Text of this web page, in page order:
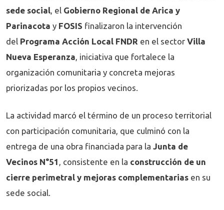
sede social, el Gobierno Regional de Arica y
Parinacota y FOSIS finalizaron la intervención
del Programa Acción Local FNDR en el sector Villa
Nueva Esperanza, iniciativa que fortalece la
organización comunitaria y concreta mejoras
priorizadas por los propios vecinos.
La actividad marcó el término de un proceso territorial
con participación comunitaria, que culminó con la
entrega de una obra financiada para la Junta de
Vecinos N°51
, consistente en la construcción de un
cierre perimetral y mejoras complementarias en su
sede social.